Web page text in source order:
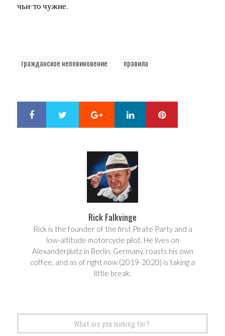
чьи-то чужие.
гражданское неповиновение правила
Google+ LinkedIn
Rick Falkvinge
Rick is the founder of the first Pirate Party and a
low-altitude motorcycle pilot. He lives on
Alexanderplatz in Berlin, Germany, roasts his own
coffee, and as of right now (2019-2020) is taking a
little break.